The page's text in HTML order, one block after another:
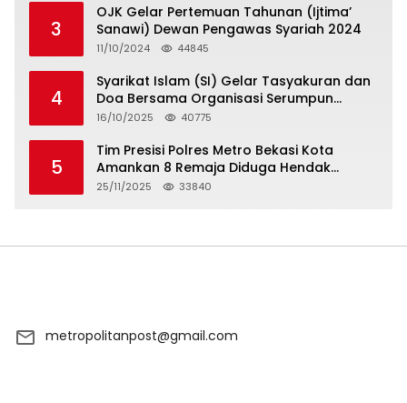
3
OJK Gelar Pertemuan Tahunan (Ijtima’
Sanawi) Dewan Pengawas Syariah 2024
11/10/2024 44845
4
Syarikat Islam (SI) Gelar Tasyakuran dan
Doa Bersama Organisasi Serumpun
Syarikat Islam Doa
16/10/2025 40775
5
Tim Presisi Polres Metro Bekasi Kota
Amankan 8 Remaja Diduga Hendak
Tawuran
25/11/2025 33840
metropolitanpost@gmail.com